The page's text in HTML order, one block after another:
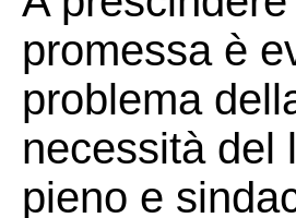
promessa è
problema
necessità del
pieno e